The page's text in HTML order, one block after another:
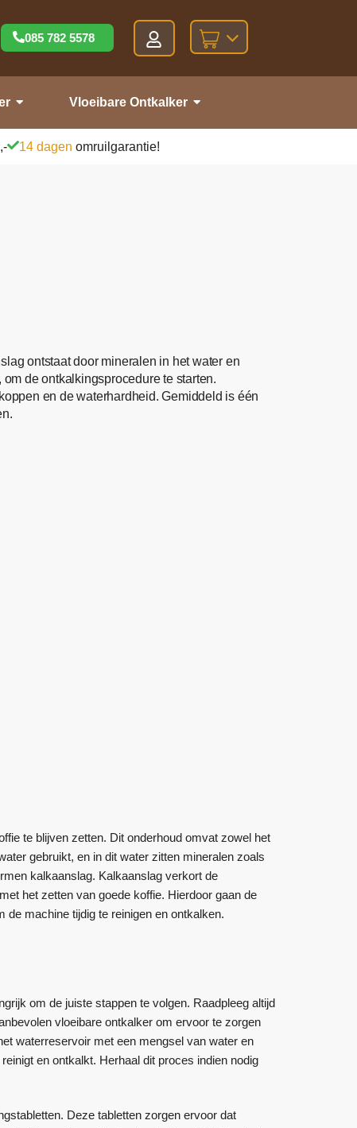
085 782 5578
Vloeibare Ontkalker
14 dagen omruilgarantie!
ontstaat door mineralen in het water en
om de ontkalkingsprocedure te starten.
en de waterhardheid. Gemiddeld is één
te blijven zetten. Dit onderhoud omvat zowel het
gebruikt, en in dit water zitten mineralen zoals
kalkaanslag. Kalkaanslag verkort de
het zetten van goede koffie. Hierdoor gaan de
machine tijdig te reinigen en ontkalken.
om de juiste stappen te volgen. Raadpleeg altijd
vloeibare ontkalker om ervoor te zorgen
waterreservoir met een mengsel van water en
en ontkalkt. Herhaal dit proces indien nodig
Deze tabletten zorgen ervoor dat